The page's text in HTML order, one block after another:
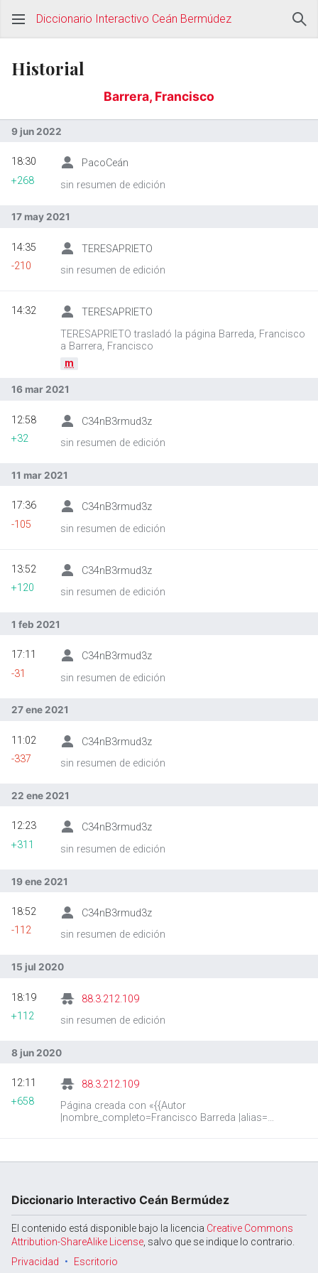
Diccionario Interactivo Ceán Bermúdez
Historial
Barrera, Francisco
9 jun 2022
PacoCeán
sin resumen de edición
18:30
+268
17 may 2021
TERESAPRIETO
sin resumen de edición
14:35
-210
TERESAPRIETO
TERESAPRIETO trasladó la página Barreda, Francisco
a Barrera, Francisco
m
14:32
16 mar 2021
C34nB3rmud3z
sin resumen de edición
12:58
+32
11 mar 2021
C34nB3rmud3z
sin resumen de edición
17:36
-105
C34nB3rmud3z
sin resumen de edición
13:52
+120
1 feb 2021
C34nB3rmud3z
sin resumen de edición
17:11
-31
27 ene 2021
C34nB3rmud3z
sin resumen de edición
11:02
-337
22 ene 2021
C34nB3rmud3z
sin resumen de edición
12:23
+311
19 ene 2021
C34nB3rmud3z
sin resumen de edición
18:52
-112
15 jul 2020
88.3.212.109
sin resumen de edición
18:19
+112
8 jun 2020
88.3.212.109
Página creada con «{{Autor
|nombre_completo=Francisco Barreda |alias=
12:11
+658
Diccionario Interactivo Ceán Bermúdez
El contenido está disponible bajo la licencia Creative Commons
Attribution-ShareAlike License, salvo que se indique lo contrario.
Privacidad
Escritorio